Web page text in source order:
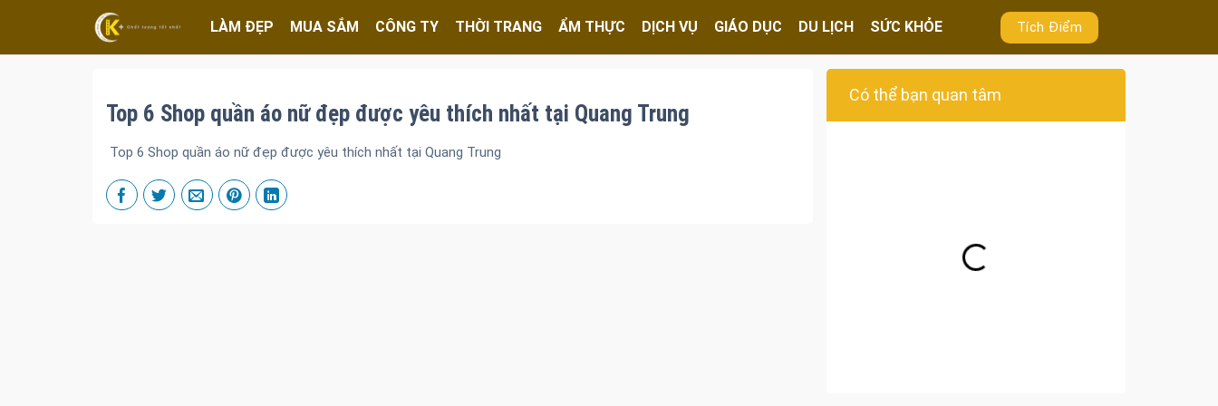
LÀM ĐẸP MUA SẮM CÔNG TY THỜI TRANG ẨM THỰC DỊCH VỤ GIÁO DỤC DU LỊCH SỨC KHỎE Tích Điểm
Top 6 Shop quần áo nữ đẹp được yêu thích nhất tại Quang Trung
Top 6 Shop quần áo nữ đẹp được yêu thích nhất tại Quang Trung
Có thể bạn quan tâm